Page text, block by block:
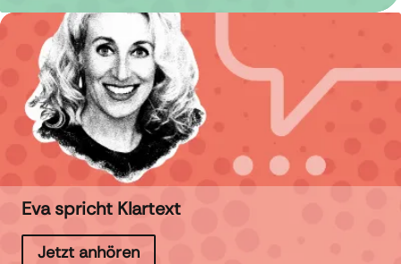
Eva spricht Klartext
Jetzt anhören